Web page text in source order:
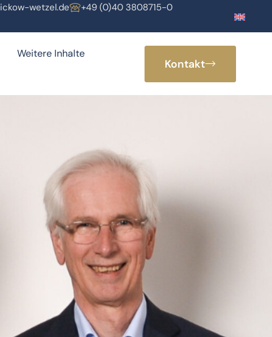
wetzel.de +49 (0)40 3808715-0
Weitere Inhalte
Kontakt